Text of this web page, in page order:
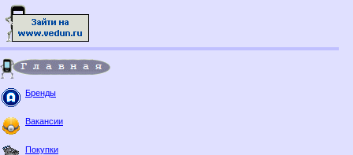
Бренды
Вакансии
Покупки